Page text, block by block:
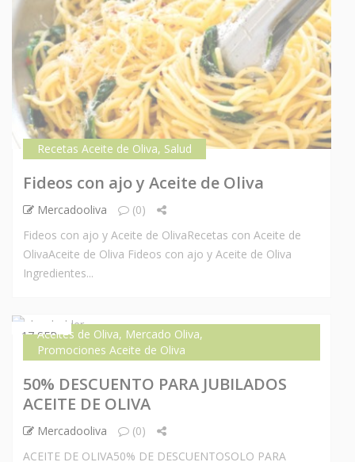
Recetas Aceite de Oliva, Salud
Fideos con ajo y Aceite de Oliva
Mercadooliva
(0)
Fideos con ajo y Aceite de OlivaRecetas con Aceite de
OlivaAceite de Oliva Fideos con ajo y Aceite de Oliva
Ingredientes...
17 SEP
Aceites de Oliva, Mercado Oliva,
Promociones Aceite de Oliva
50% DESCUENTO PARA JUBILADOS
ACEITE DE OLIVA
Mercadooliva
(0)
ACEITE DE OLIVA50% DE DESCUENTOSOLO PARA